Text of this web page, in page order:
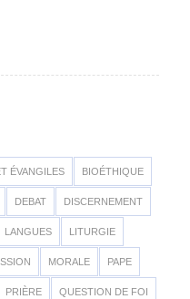
ÉVANGILES BIOÉTHIQUE
DEBAT DISCERNEMENT
LANGUES LITURGIE
MORALE PAPE
PRIÈRE QUESTION DE FOI